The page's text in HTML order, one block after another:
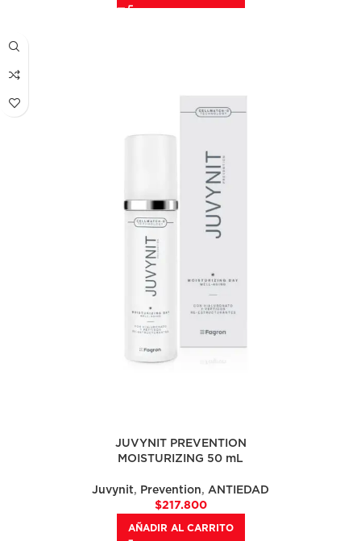
JUVYNIT PREVENTION
MOISTURIZING 50 mL
Juvynit, Prevention, ANTIEDAD
$217.800
AÑADIR AL CARRITO